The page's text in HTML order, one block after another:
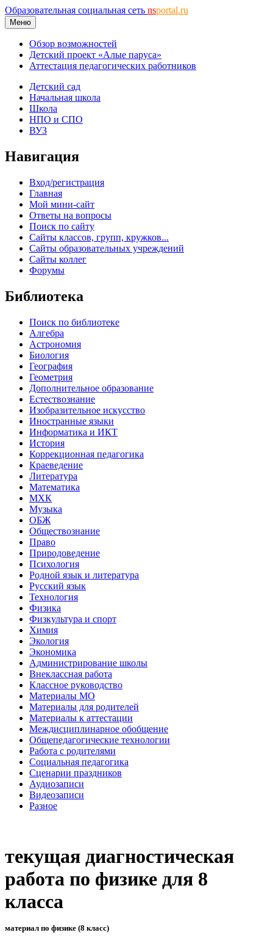
Образовательная социальная сеть nsportal.ru
Меню
Обзор возможностей
Детский проект «Алые паруса»
Аттестация педагогических работников
Детский сад
Начальная школа
Школа
НПО и СПО
ВУЗ
Навигация
Вход/регистрация
Главная
Мой мини-сайт
Ответы на вопросы
Поиск по сайту
Сайты классов, групп, кружков...
Сайты образовательных учреждений
Сайты коллег
Форумы
Библиотека
Поиск по библиотеке
Алгебра
Астрономия
Биология
География
Геометрия
Дополнительное образование
Естествознание
Изобразительное искусство
Иностранные языки
Информатика и ИКТ
История
Коррекционная педагогика
Краеведение
Литература
Математика
МХК
Музыка
ОБЖ
Обществознание
Право
Природоведение
Психология
Родной язык и литература
Русский язык
Технология
Физика
Физкультура и спорт
Химия
Экология
Экономика
Администрирование школы
Внеклассная работа
Классное руководство
Материалы МО
Материалы для родителей
Материалы к аттестации
Междисциплинарное обобщение
Общепедагогические технологии
Работа с родителями
Социальная педагогика
Сценарии праздников
Аудиозаписи
Видеозаписи
Разное
текущая диагностическая
работа по физике для 8
класса
материал по физике (8 класс)